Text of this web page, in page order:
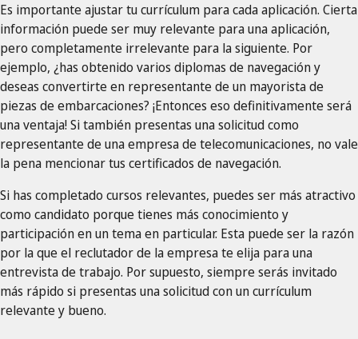
Es importante ajustar tu currículum para cada aplicación. Cierta
información puede ser muy relevante para una aplicación,
pero completamente irrelevante para la siguiente. Por
ejemplo, ¿has obtenido varios diplomas de navegación y
deseas convertirte en representante de un mayorista de
piezas de embarcaciones? ¡Entonces eso definitivamente será
una ventaja! Si también presentas una solicitud como
representante de una empresa de telecomunicaciones, no vale
la pena mencionar tus certificados de navegación.
Si has completado cursos relevantes, puedes ser más atractivo
como candidato porque tienes más conocimiento y
participación en un tema en particular. Esta puede ser la razón
por la que el reclutador de la empresa te elija para una
entrevista de trabajo. Por supuesto, siempre serás invitado
más rápido si presentas una solicitud con un currículum
relevante y bueno.